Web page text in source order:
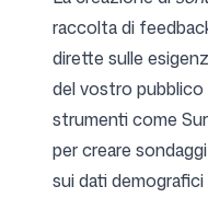
raccolta di
dirette sulle
del vostro
strumenti come
per creare
sui dati